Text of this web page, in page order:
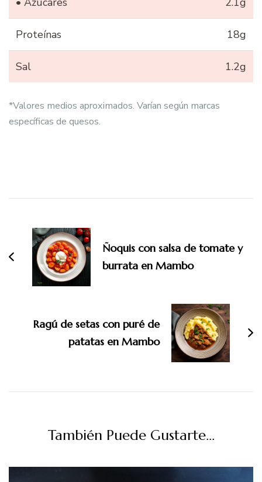
Proteínas 18g
Sal 1.2g
*Valores medios aproximados. Varían según marcas
específicas de quesos.
entradas
Ñoquis con salsa de tomate y
burrata en Mambo
Ragú de setas con puré de
patatas en Mambo
También Puede Gustarte...